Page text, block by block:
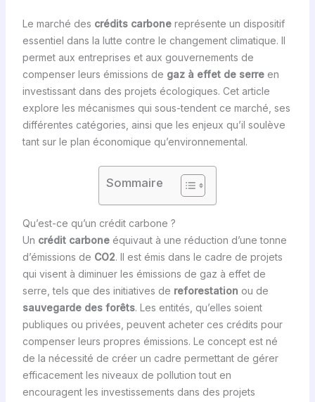
Le marché des crédits carbonereprésente un dispositif
essentiel dans la lutte contre le changement climatique. Il
permet aux entreprises et aux gouvernements de
compenser leurs émissions de gaz à effet de serreen
investissant dans des projets écologiques. Cet article
explore les mécanismes qui sous-tendent ce marché, ses
différentes catégories, ainsi que les enjeux qu’il soulève
tant sur le plan économique qu’environnemental.
Sommaire
Qu’est-ce qu’un crédit carbone ?
Un crédit carboneéquivaut à une réduction d’une tonne
d’émissions de CO2. Il est émis dans le cadre de projets
qui visent à diminuer les émissions de gaz à effet de
serre, tels que des initiatives de reforestation ou de
sauvegarde des forêts. Les entités, qu’elles soient
publiques ou privées, peuvent acheter ces crédits pour
compenser leurs propres émissions. Le concept est né
de la nécessité de créer un cadre permettant de gérer
efficacement les niveaux de pollution tout en
encouragent les investissements dans des projets